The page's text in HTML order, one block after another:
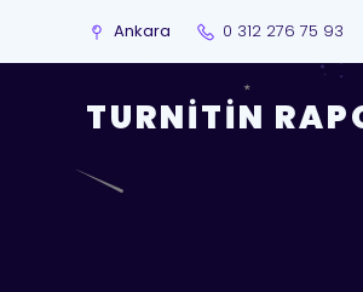
Ankara 0 312 276 75 93
TURNITIN